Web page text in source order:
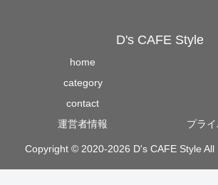
D's CAFE Style
home
category
contact
運営者情報
プラ
Copyright © 2020-2026 D's CAFE Style All